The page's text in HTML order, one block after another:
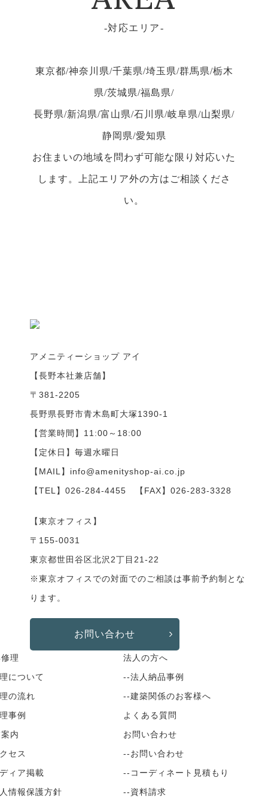
対応エリア
東京都/神奈川県/千葉県/埼玉県/群馬県/栃木
県/茨城県/福島県/
長野県/新潟県/富山県/石川県/岐阜県/山梨県/
静岡県/愛知県
お住まいの地域を問わず可能な限り対応いた
します。上記エリア外の方はご相談くださ
い。
アメニティーショップ アイ
【長野本社兼店舗】
〒381-2205
長野県長野市青木島町大塚1390-1
【営業時間】11:00～18:00
【定休日】毎週水曜日
【MAIL】info@amenityshop-ai.co.jp
【TEL】 026-284-4455 【FAX】026-283-3328
【東京オフィス】
〒155-0031
東京都世田谷区北沢2丁目21-22
※東京オフィスでの対面でのご相談は事前予約制とな
ります。
お問い合わせ
理
について
の流れ
事例
内
セス
ィア掲載
情報保護方針
法人の方へ
--法人納品事例
--建築関係のお客様へ
よくある質問
お問い合わせ
--お問い合わせ
--コーディネート見積もり
--資料請求